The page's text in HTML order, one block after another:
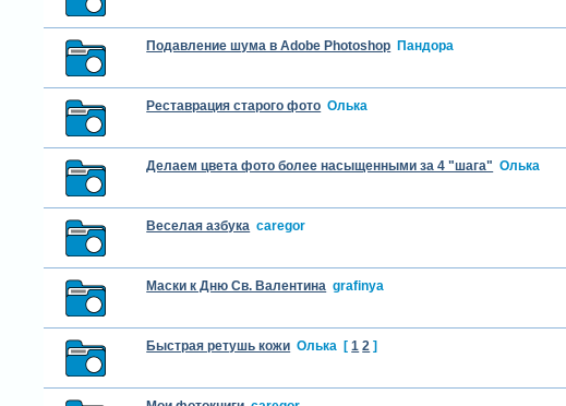
Подавление шума в Adobe Photoshop Пандора
Реставрация старого фото Олька
Делаем цвета фото более насыщенными за 4 "шага" Олька
Веселая азбука caregor
Маски к Дню Св. Валентина grafinya
Быстрая ретушь кожи Олька [ 1 2 ]